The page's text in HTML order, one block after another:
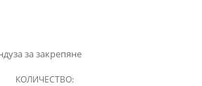
за закрепяне
КОЛИЧЕСТВО: